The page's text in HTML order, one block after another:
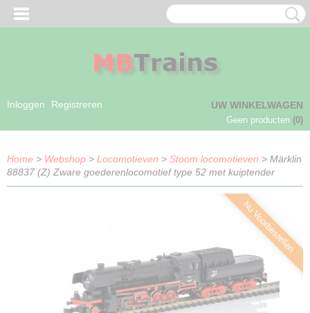
Inloggen Registreren UW WINKELWAGEN
Geen producten (0)
Home > Webshop > Locomotieven > Stoom locomotieven > Märklin
88837 (Z) Zware goederenlocomotief type 52 met kuiptender
Nu Voorbestellen